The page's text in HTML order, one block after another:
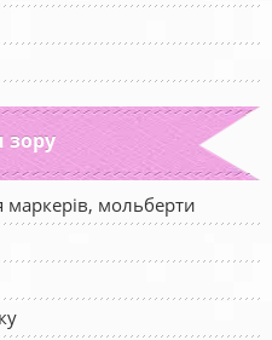
зору
мольберти